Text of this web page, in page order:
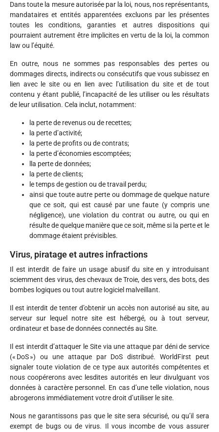
Dans toute la mesure autorisée par la loi, nous, nos représentants,
mandataires et entités apparentées excluons par les présentes
toutes les conditions, garanties et autres dispositions qui
pourraient autrement être implicites en vertu de la loi, la common
law ou l’équité.
En outre, nous ne sommes pas responsables des pertes ou
dommages directs, indirects ou consécutifs que vous subissez en
lien avec le site ou en lien avec l’utilisation du site et de tout
contenu y étant publié, l’incapacité de les utiliser ou les résultats
de leur utilisation. Cela inclut, notamment:
la perte de revenus ou de recettes;
la perte d’activité;
la perte de profits ou de contrats;
la perte d’économies escomptées;
lla perte de données;
la perte de clients;
le temps de gestion ou de travail perdu;
ainsi que toute autre perte ou dommage de quelque nature
que ce soit, qui est causé par une faute (y compris une
négligence), une violation du contrat ou autre, ou qui en
résulte de quelque manière que ce soit, même si la perte et le
dommage étaient prévisibles.
Virus, piratage et autres infractions
Il est interdit de faire un usage abusif du site en y introduisant
sciemment des virus, des chevaux de Troie, des vers, des bots, des
bombes logiques ou tout autre logiciel malveillant.
Il est interdit de tenter d’obtenir un accès non autorisé au site, au
serveur sur lequel notre site est hébergé, ou à tout serveur,
ordinateur et base de données connectés au Site.
Il est interdit d’attaquer le Site via une attaque par déni de service
(« DoS ») ou une attaque par DoS distribué. WorldFirst peut
signaler toute violation de ce type aux autorités compétentes et
nous coopérerons avec lesdites autorités en leur divulguant vos
données à caractère personnel. En cas d’une telle violation, nous
abrogerons immédiatement votre droit d’utiliser le site.
Nous ne garantissons pas que le site sera sécurisé, ou qu’il sera
exempt de bugs ou de virus. Il vous incombe de vous assurer